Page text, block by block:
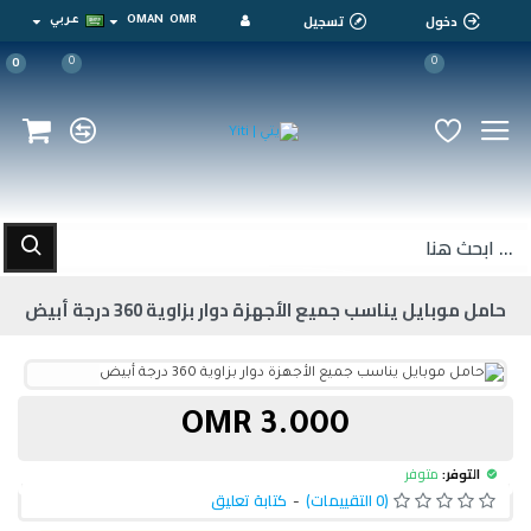
دخول تسجيل OMR
OMAN عربي
0
0
0
حامل موبايل يناسب جميع الأجهزة دوار بزاوية 360 درجة أبيض
التوفر: متوفر
(0 التقييمات) - كتابة تعليق
3.000 OMR